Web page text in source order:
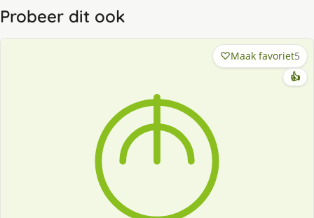
Probeer dit ook
Maak favoriet5
👍